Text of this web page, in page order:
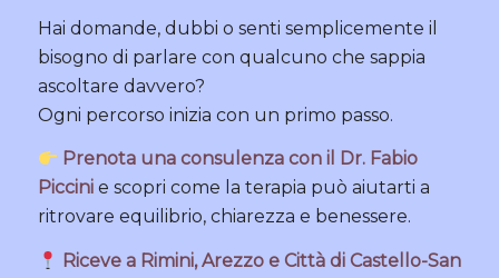
Hai domande, dubbi o senti semplicemente il
bisogno di parlare con qualcuno che sappia
ascoltare davvero?
Ogni percorso inizia con un primo passo.
Prenota una consulenza con il Dr. Fabio
Piccinie scopri come la terapia può aiutarti a
ritrovare equilibrio, chiarezza e benessere.
Riceve a Rimini,Arezzoe Città di Castello-San